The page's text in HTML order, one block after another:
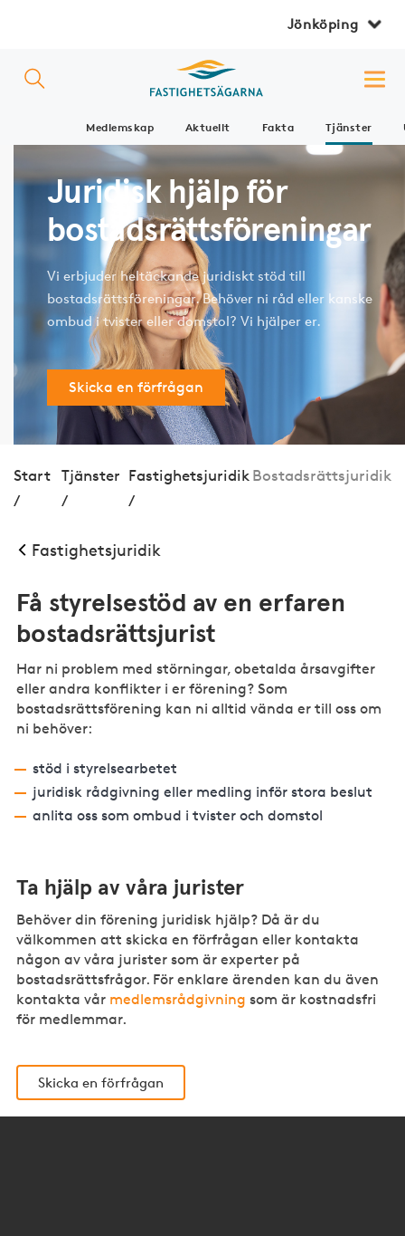
Jönköping
Medlemskap Aktuellt Fakta Tjänster
Juridisk hjälp för
bostadsrättsföreningar
Vi erbjuder heltäckande juridiskt stöd till
bostadsrättsföreningar. Behöver ni råd eller kanske
ombud i tvister eller domstol? Vi hjälper er.
Skicka en förfrågan
Start
/
Tjänster
/
Fastig­hets­juridik
/
Bostadsrättsjuridik
Fastig­hets­juridik
Få styrelsestöd av en erfaren
bostadsrättsjurist
Har ni problem med störningar, obetalda årsavgifter
eller andra konflikter i er förening? Som
bostadsrättsförening kan ni alltid vända er till oss om
ni behöver:
stöd i styrelsearbetet
juridisk rådgivning eller medling inför stora beslut
anlita oss som ombud i tvister och domstol
Ta hjälp av våra jurister
Behöver din förening juridisk hjälp? Då är du
välkommen att skicka en förfrågan eller kontakta
någon av våra jurister som är experter på
bostadsrättsfrågor. För enklare ärenden kan du även
kontakta vår medlemsrådgivning som är kostnadsfri
för medlemmar.
Skicka en förfrågan